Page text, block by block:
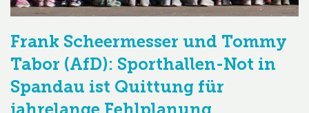
Frank Scheermesser und Tommy
Tabor (AfD): Sporthallen-Not in
Spandau ist Quittung für